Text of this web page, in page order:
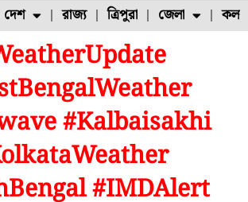
দেশ
ফুল চাষ ফল চাষ মাছ চাষ
রাজ্য ত্রিপুরা জেলা
#Kalbaisakhi
#IMDAlert